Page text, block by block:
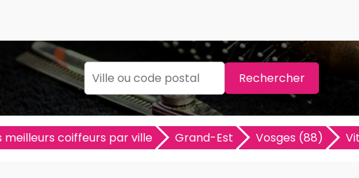
Rechercher
meilleurs coiffeurs par ville Grand-Est Vosges (88)